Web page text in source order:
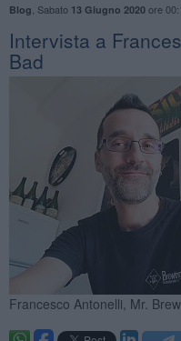
Blog Sabato 13 Giugno 2020ore
Intervista a
Bad
Francesco Antonelli, Mr.